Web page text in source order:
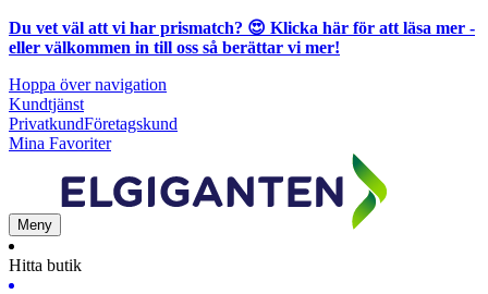
Du vet väl att vi har prismatch? 😍 Klicka här för att läsa mer -
eller välkommen in till oss så berättar vi mer!
Hoppa över navigation
Kundtjänst
PrivatkundFöretagskund
Mina Favoriter
Meny
Hitta butik